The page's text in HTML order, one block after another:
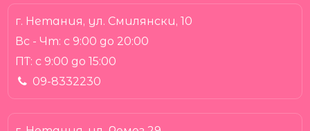
г. Нетания, ул. Смилянски, 10
Вс - Чт: с 9:00 до 20:00
ПТ: с 9:00 до 15:00
09-8332230